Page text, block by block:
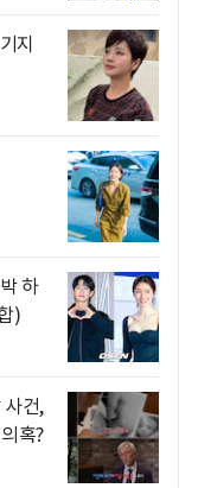
지
하
)
사건,
혹?